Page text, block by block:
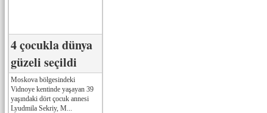
4 çocukla dünya
güzeli seçildi
Moskova bölgesindeki
Vidnoye kentinde yaşayan 39
yaşındaki dört çocuk annesi
Lyudmila Sekriy, M...